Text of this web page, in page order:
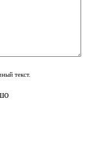
текст.